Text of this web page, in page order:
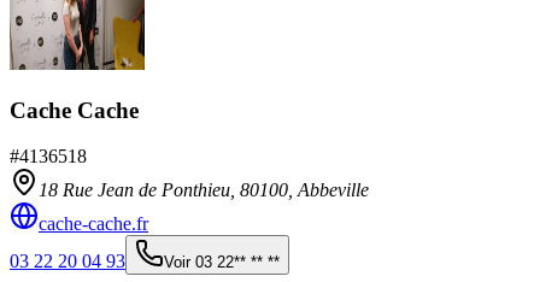
Cache Cache
#4136518
18 Rue Jean de Ponthieu, 80100 Abbeville
cache-cache.fr
03 22 20 04 93
Voir 03 22** ** **